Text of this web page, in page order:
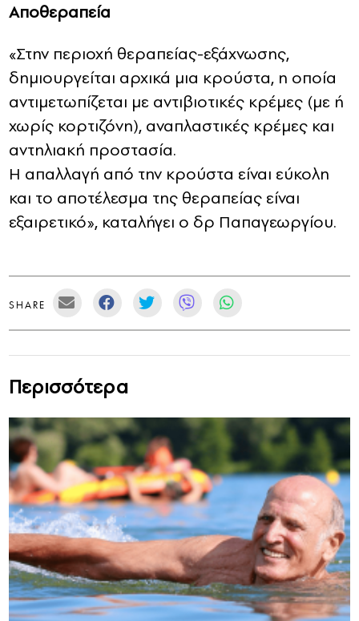
Αποθεραπεία
«Στην περιοχή θεραπείας-εξάχνωσης,
δημιουργείται αρχικά μια κρούστα, η οποία
αντιμετωπίζεται με αντιβιοτικές κρέμες (με ή
χωρίς κορτιζόνη), αναπλαστικές κρέμες και
αντηλιακή προστασία.
Η απαλλαγή από την κρούστα είναι εύκολη
και το αποτέλεσμα της θεραπείας είναι
εξαιρετικό», καταλήγει ο δρ Παπαγεωργίου.
SHARE
Περισσότερα